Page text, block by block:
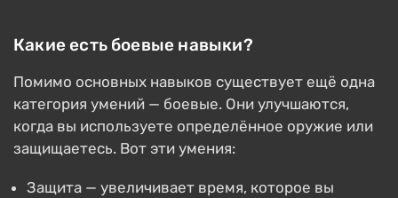
Какие есть боевые навыки?
Помимо основных навыков существует ещё одна
категория умений — боевые. Они улучшаются,
когда вы используете определённое оружие или
защищаетесь. Вот эти умения:
Защита — увеличивает время, которое вы